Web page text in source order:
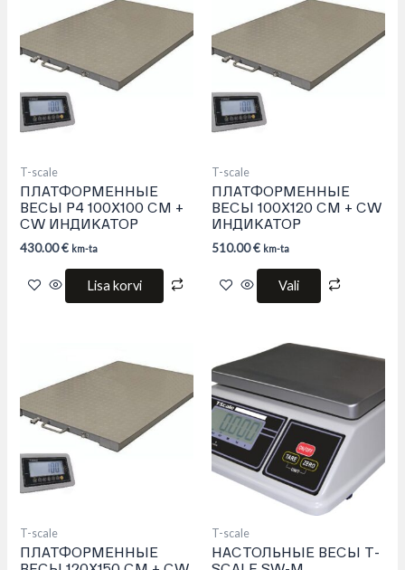
T-scale
ПЛАТФОРМЕННЫЕ
ВЕСЫ P4 100Х100 СМ +
CW ИНДИКАТОР
430.00€ km-ta
Lisa korvi
T-scale
ПЛАТФОРМЕННЫЕ
ВЕСЫ 100Х120 СМ + CW
ИНДИКАТОР
510.00€ km-ta
Vali
product
multiple
variants.
The
page
T-scale
ПЛАТФОРМЕННЫЕ
product
multiple
variants.
The
page
T-scale
НАСТОЛЬНЫЕ ВЕСЫ T-
This
product
multiple
variants.
The
options
be
chosen
on
page